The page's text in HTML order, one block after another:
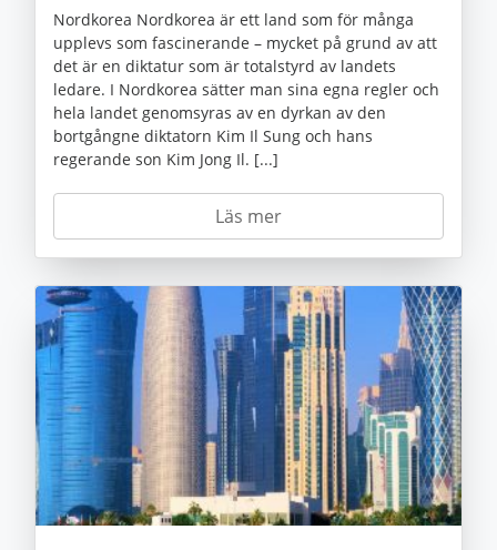
Nordkorea Nordkorea är ett land som för många
upplevs som fascinerande – mycket på grund av att
det är en diktatur som är totalstyrd av landets
ledare. I Nordkorea sätter man sina egna regler och
hela landet genomsyras av en dyrkan av den
bortgångne diktatorn Kim Il Sung och hans
regerande son Kim Jong Il. [...]
Läs mer